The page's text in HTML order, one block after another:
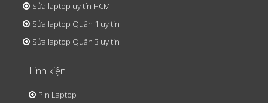
Sửa laptop uy tín HCM
Sửa laptop Quận 1 uy tín
Sửa laptop Quận 3 uy tín
Linh kiện
Pin Laptop